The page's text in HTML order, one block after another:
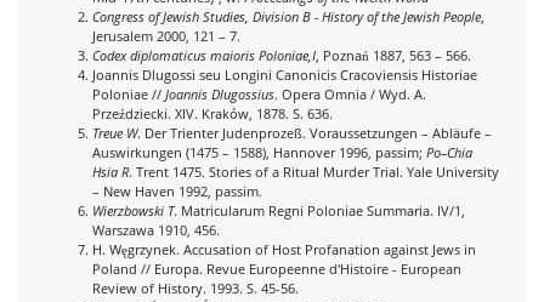
Congress of Jewish Studies, Division B - History of the Jewish People
Jerusalem 2000, 121 – 7.
Codex diplomaticus maioris Poloniae,I , Poznań 1887, 563 – 566.
Joannis Dlugossi seu Longini Canonicis Cracoviensis Historiae
Poloniae // Joannis Dlugossius. Opera Omnia / Wyd. A.
Przeździecki. XIV. Kraków, 1878. S. 636.
Treue W. Der Trienter Judenprozeß. Voraussetzungen – Abläufe –
Auswirkungen (1475 – 1588), Hannover 1996, passim; Po–Chia
Hsia R. Trent 1475. Stories of a Ritual Murder Trial. Yale University
– New Haven 1992, passim.
Wierzbowski T. Matricularum Regni Poloniae Summaria. IV/1,
Warszawa 1910, 456.
H. Węgrzynek. Accusation of Host Profanation against Jews in
Poland // Europa. Revue Europeenne d'Histoire - European
Review of History. 1993. S. 45-56.